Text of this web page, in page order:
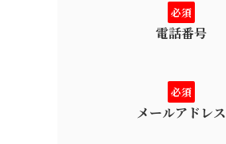
必須
電話番号
必須
メールアドレス